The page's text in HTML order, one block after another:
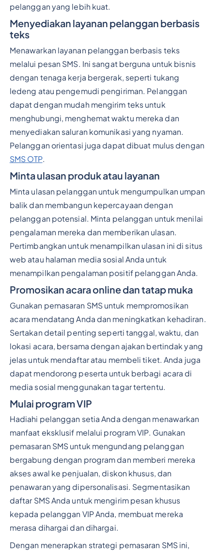
pelanggan yang lebih kuat.
Menyediakan layanan pelanggan berbasis
teks
Menawarkan layanan pelanggan berbasis teks
melalui pesan SMS. Ini sangat berguna untuk bisnis
dengan tenaga kerja bergerak, seperti tukang
ledeng atau pengemudi pengiriman. Pelanggan
dapat dengan mudah mengirim teks untuk
menghubungi, menghemat waktu mereka dan
menyediakan saluran komunikasi yang nyaman.
Pelanggan orientasi juga dapat dibuat mulus dengan
SMS OTP.
Minta ulasan produk atau layanan
Minta ulasan pelanggan untuk mengumpulkan umpan
balik dan membangun kepercayaan dengan
pelanggan potensial. Minta pelanggan untuk menilai
pengalaman mereka dan memberikan ulasan.
Pertimbangkan untuk menampilkan ulasan ini di situs
web atau halaman media sosial Anda untuk
menampilkan pengalaman positif pelanggan Anda.
Promosikan acara online dan tatap muka
Gunakan pemasaran SMS untuk mempromosikan
acara mendatang Anda dan meningkatkan kehadiran.
Sertakan detail penting seperti tanggal, waktu, dan
lokasi acara, bersama dengan ajakan bertindak yang
jelas untuk mendaftar atau membeli tiket. Anda juga
dapat mendorong peserta untuk berbagi acara di
media sosial menggunakan tagar tertentu.
Mulai program VIP
Hadiahi pelanggan setia Anda dengan menawarkan
manfaat eksklusif melalui program VIP. Gunakan
pemasaran SMS untuk mengundang pelanggan
bergabung dengan program dan memberi mereka
akses awal ke penjualan, diskon khusus, dan
penawaran yang dipersonalisasi. Segmentasikan
daftar SMS Anda untuk mengirim pesan khusus
kepada pelanggan VIP Anda, membuat mereka
merasa dihargai dan dihargai.
Dengan menerapkan strategi pemasaran SMS ini,